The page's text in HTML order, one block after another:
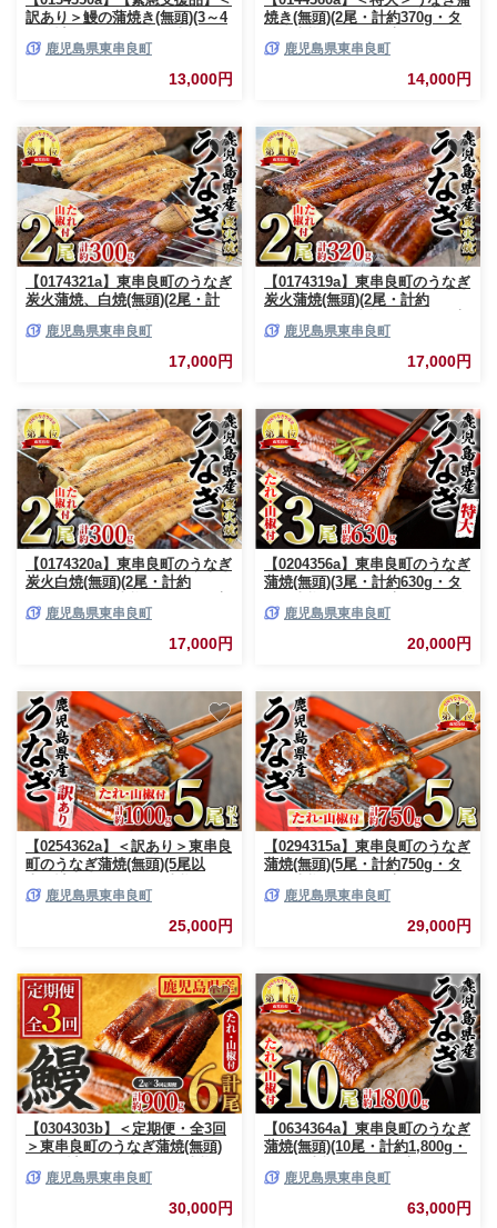
訳あり＞鰻の蒲焼き(無頭)(3～4
うなぎ ウナギ 鰻 国産 蒲焼 蒲
焼き たれ 鹿児島 ふるさと 人気
支援【アクアおおすみ】
鹿児島県東串良町
13,000円
焼き(無頭)(2尾・計約370g・タ
鰻 国産 蒲焼 蒲焼き たれ 鹿児
島 ふるさと 人気【アクアおお
鹿児島県東串良町
14,000円
【0174321a】東串良町のうなぎ
炭火蒲焼、白焼(無頭)(2尾・計
高級 ウナギ 鰻 国産 白焼き 鹿
児島 ふるさと 人気【アクアお
鹿児島県東串良町
17,000円
【0174319a】東串良町のうなぎ
炭火蒲焼(無頭)(2尾・計約
級 ウナギ 鰻 国産 蒲焼 蒲焼き
たれ 鹿児島 ふるさと 人気【ア
鹿児島県東串良町
17,000円
【0174320a】東串良町のうなぎ
炭火白焼(無頭)(2尾・計約
級 ウナギ 鰻 国産 白焼き 鹿児
島 ふるさと 人気【アクアおお
鹿児島県東串良町
17,000円
【0204356a】東串良町のうなぎ
蒲焼(無頭)(3尾・計約630g・タ
鰻 国産 蒲焼 蒲焼き たれ 鹿児
島 ふるさと 人気【アクアおお
鹿児島県東串良町
20,000円
【0254362a】＜訳あり＞東串良
町のうなぎ蒲焼(無頭)(5尾以
なぎ 高級 ウナギ 鰻 国産 蒲焼
蒲焼き たれ 鹿児島 ふるさと 人
気【アクアおおすみ】
鹿児島県東串良町
25,000円
【0294315a】東串良町のうなぎ
蒲焼(無頭)(5尾・計約750g・タ
鰻 国産 蒲焼 蒲焼き たれ 鹿児
島 ふるさと 人気【アクアおお
鹿児島県東串良町
29,000円
【0304303b】＜定期便・全3回
＞東串良町のうなぎ蒲焼(無頭)
×3回) うなぎ 高級 ウナギ 鰻 国
産 蒲焼 蒲焼き たれ 鹿児島 ふ
るさと 人気【アクアおおすみ】
鹿児島県東串良町
30,000円
【0634364a】東串良町のうなぎ
蒲焼(無頭)(10尾・計約1,800g・
ギ 鰻 国産 蒲焼 蒲焼き たれ 鹿
児島 ふるさと 人気【アクアお
鹿児島県東串良町
63,000円